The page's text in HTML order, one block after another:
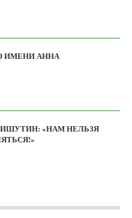
ИМЕНИ АННА
«НАМ НЕЛЬЗЯ